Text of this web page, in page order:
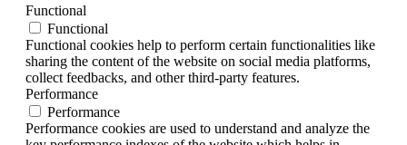
Functional
Functional
Functional cookies help to perform certain functionalities like
sharing the content of the website on social media platforms,
collect feedbacks, and other third-party features.
Performance
Performance
Performance cookies are used to understand and analyze the